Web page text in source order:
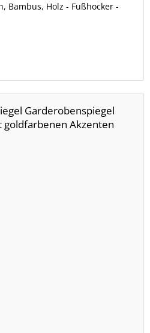
Bambus, Holz - Fußhocker -